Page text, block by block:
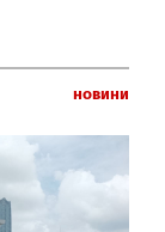
Новини